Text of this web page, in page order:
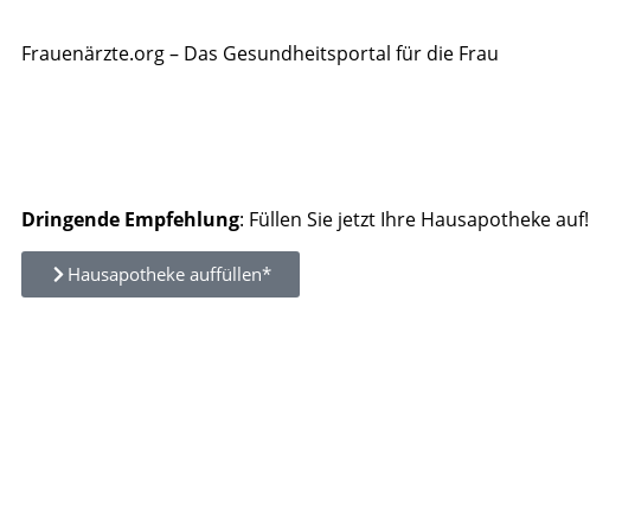
Frauenärzte.org – Das Gesundheitsportal für die Frau
Dringende Empfehlung: Füllen Sie jetzt Ihre Hausapotheke auf!
Hausapotheke auffüllen*